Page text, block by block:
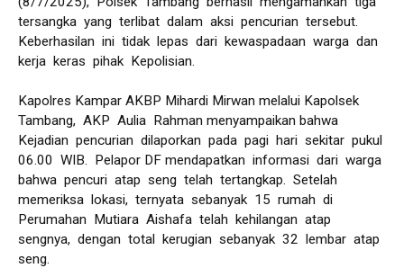
tersangka yang terlibat dalam aksi pencurian tersebut.
Keberhasilan ini tidak lepas dari kewaspadaan warga dan
kerja keras pihak Kepolisian.
Kapolres Kampar AKBP Mihardi Mirwan melalui Kapolsek
Tambang, AKP Aulia Rahman menyampaikan bahwa
Kejadian pencurian dilaporkan pada pagi hari sekitar pukul
06.00 WIB. Pelapor DF mendapatkan informasi dari warga
bahwa pencuri atap seng telah tertangkap. Setelah
memeriksa lokasi, ternyata sebanyak 15 rumah di
Perumahan Mutiara Aishafa telah kehilangan atap
sengnya, dengan total kerugian sebanyak 32 lembar atap
seng.